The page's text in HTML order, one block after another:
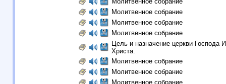
Молитвенное собрание
Молитвенное собрание
Молитвенное собрание
Цель и назначение церкви Господа
Христа.
Молитвенное собрание
Молитвенное собрание
Молитвенное собрание